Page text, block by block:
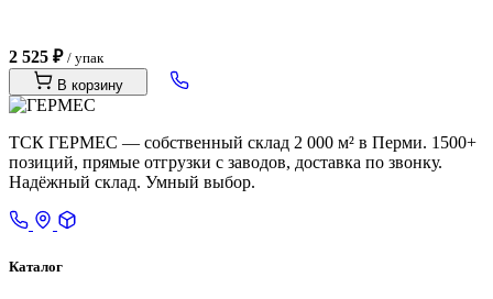
2 525 ₽ / упак
В корзину
ТСК ГЕРМЕС — собственный склад 2 000 м² в Перми. 1500+
позиций, прямые отгрузки с заводов, доставка по звонку.
Надёжный склад. Умный выбор.
Каталог